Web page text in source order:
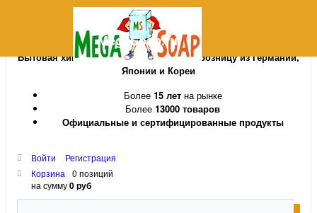
MegaSoap.ru
Бытовая химия и косметика оптом и в розницу из Германии,
Японии и Кореи
Более 15 летна рынке
Более 13000 товаров
Официальные и сертифицированные продукты
Войти
Регистрация
Корзина
0 позиций
на сумму0 руб